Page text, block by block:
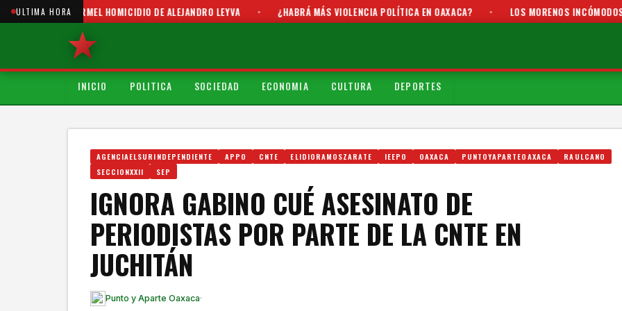
ULTIMA HORA
PORMEL HOMICIDIO DE ALEJANDRO LEYVA • ¿HABRÁ MÁS VIOLENCIA POLÍTICA EN OAXACA? • LOS MORENOS INCÓMODOS •
INICIO POLITICA SOCIEDAD ECONOMIA CULTURA DEPORTES
AGENCIAELSURINDEPENDIENTE APPO CNTE ELIDIORAMOSZARATE IEEPO OAXACA PUNTOYAPARTEOAXACA
RAULCANO
SECCIONXXII
SEP
IGNORA GABINO CUÉ ASESINATO DE
PERIODISTAS POR PARTE DE LA CNTE EN
JUCHITÁN
Punto y Aparte Oaxaca·